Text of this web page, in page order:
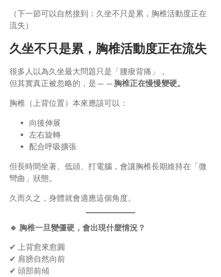
（下一節可以自然接到：久坐不只是累，胸椎活動度正在
流失）
久坐不只是累，胸椎活動度正在流失
很多人以為久坐最大問題只是「腰痠背痛」，
但其實真正被忽略的，是—— 胸椎正在慢慢變硬。
胸椎（上背位置）本來應該可以：
向後伸展
左右旋轉
配合呼吸擴張
但長時間坐著、低頭、打電腦，會讓胸椎長期維持在「微
彎曲」狀態。
久而久之，身體就會適應這個角度。
🔹 胸椎一旦變僵硬，會出現什麼情況？
✔ 上背愈來愈圓
✔ 肩膀自然向前
✔ 頭部前傾